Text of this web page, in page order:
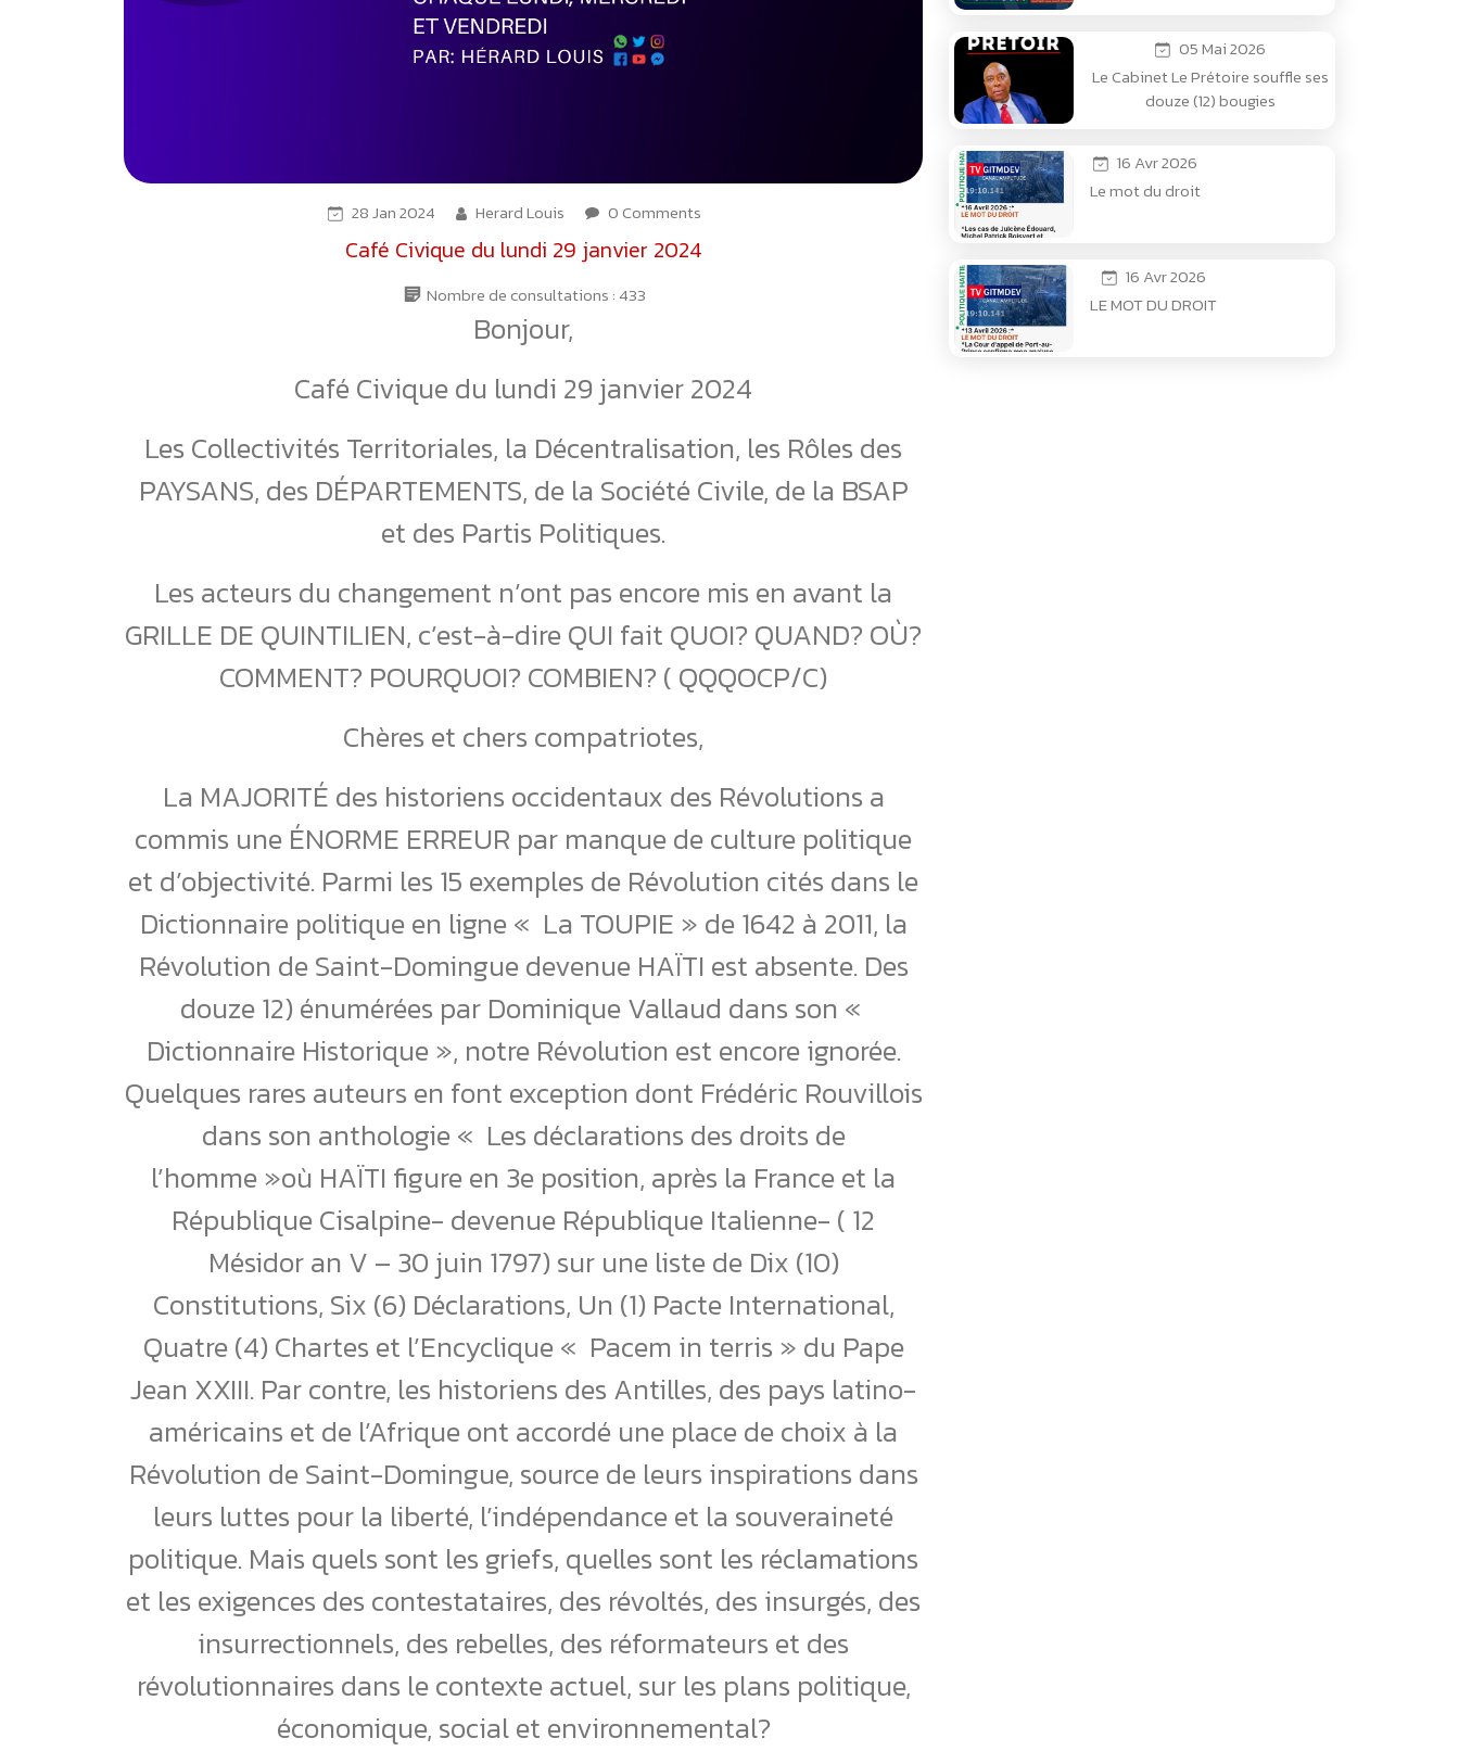
28 Jan 2024 Herard Louis 0 Comments
Café Civique du lundi 29 janvier 2024
Nombre de consultations :433
Bonjour,
Café Civique du lundi 29 janvier 2024
Les Collectivités Territoriales, la Décentralisation, les Rôles des
PAYSANS, des DÉPARTEMENTS, de la Société Civile, de la BSAP
et des Partis Politiques.
Les acteurs du changement n’ont pas encore mis en avant la
GRILLE DE QUINTILIEN, c’est-à-dire QUI fait QUOI? QUAND? OÙ?
COMMENT? POURQUOI? COMBIEN? ( QQQOCP/C)
Chères et chers compatriotes,
La MAJORITÉ des historiens occidentaux des Révolutions a
commis une ÉNORME ERREUR par manque de culture politique
et d’objectivité. Parmi les 15 exemples de Révolution cités dans le
Dictionnaire politique en ligne « La TOUPIE » de 1642 à 2011, la
Révolution de Saint-Domingue devenue HAÏTI est absente. Des
douze 12) énumérées par Dominique Vallaud dans son «
Dictionnaire Historique », notre Révolution est encore ignorée.
Quelques rares auteurs en font exception dont Frédéric Rouvillois
dans son anthologie « Les déclarations des droits de
l’homme »où HAÏTI figure en 3e position, après la France et la
République Cisalpine- devenue République Italienne- ( 12
Mésidor an V – 30 juin 1797) sur une liste de Dix (10)
Constitutions, Six (6) Déclarations, Un (1) Pacte International,
Quatre (4) Chartes et l’Encyclique « Pacem in terris » du Pape
Jean XXIII. Par contre, les historiens des Antilles, des pays latino-
américains et de l’Afrique ont accordé une place de choix à la
Révolution de Saint-Domingue, source de leurs inspirations dans
leurs luttes pour la liberté, l’indépendance et la souveraineté
politique. Mais quels sont les griefs, quelles sont les réclamations
et les exigences des contestataires, des révoltés, des insurgés, des
insurrectionnels, des rebelles, des réformateurs et des
révolutionnaires dans le contexte actuel, sur les plans politique,
économique, social et environnemental?
05 Mai 2026
Le Cabinet Le Prétoire souffle ses
douze (12) bougies
16 Avr 2026
Le mot du droit
16 Avr 2026
LE MOT DU DROIT